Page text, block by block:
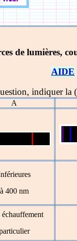
de lumières,
AIDE
indiquer la
A
à 400 nm
échauffement